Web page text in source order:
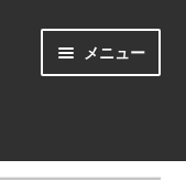
メニュー